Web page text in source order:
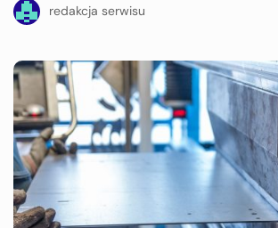
redakcja serwisu